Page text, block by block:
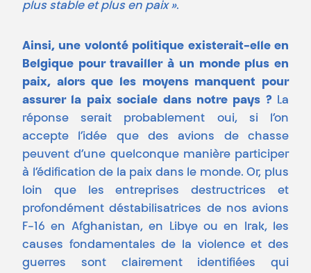
plus stable et plus en paix ».
Ainsi, une volonté politique existerait-elle en
Belgique pour travailler à un monde plus en
paix, alors que les moyens manquent pour
assurer la paix sociale dans notre pays ?
La
réponse serait probablement oui, si l’on
accepte l’idée que des avions de chasse
peuvent d’une quelconque manière participer
à l’édification de la paix dans le monde. Or, plus
loin que les entreprises destructrices et
profondément déstabilisatrices de nos avions
F-16 en Afghanistan, en Libye ou en Irak, les
causes fondamentales de la violence et des
guerres sont clairement identifiées qui